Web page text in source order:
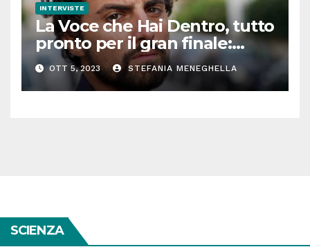
INTERVISTE
La Voce che Hai Dentro, tutto
pronto per il gran finale:
parla Roberto Oliveri
OTT 5, 2023 STEFANIA MENEGHELLA
SCIENZA